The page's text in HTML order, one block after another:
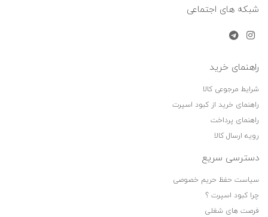
شبکه های اجتماعی
راهنمای خرید
شرایط مرجوعی کالا
راهنمای خرید از کبود اسپرت
راهنمای پرداخت
رویه ارسال کالا
دسترسی سریع
سیاست حفظ حریم خصوصی
چرا کبود اسپرت ؟
فرصت های شغلی